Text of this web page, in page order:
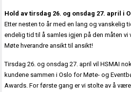
Hold av tirsdag 26. og onsdag 27. april i
Etter nesten to år med en lang og vanskelig
endelig tid til å samles igjen på den måten vi
Møte hverandre ansikt til ansikt!
Tirsdag 26. og onsdag 27. april vil HSMAI
kundene sammen i Oslo for Møte- og
Awards. For første gang er vi stolte av å